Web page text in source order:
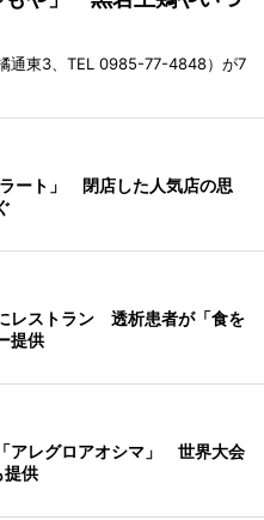
通東3、TEL 0985-77-4848）が7
ート」 閉店した人気店の思
レストラン 透析患者が「食を
提供
アレグロアオシマ」 世界大会
提供